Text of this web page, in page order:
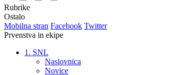
Rubrike
Ostalo
Mobilna stran Facebook Twitter
Prvenstva in ekipe
1. SNL
Naslovnica
Novice